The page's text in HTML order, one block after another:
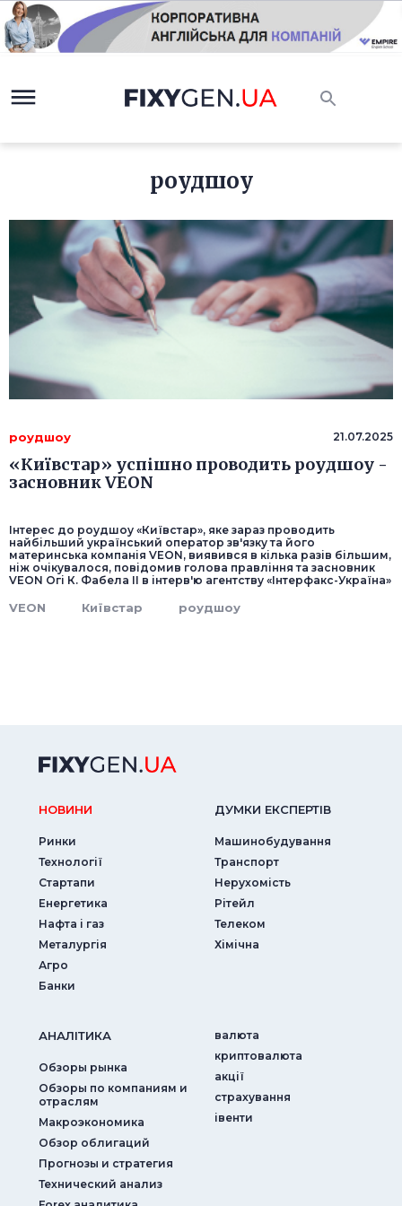
роудшоу
роудшоу 21.07.2025
«Київстар» успішно проводить роудшоу -
засновник VEON
Інтерес до роудшоу «Київстар», яке зараз проводить
найбільший український оператор зв'язку та його
материнська компанія VEON, виявився в кілька разів більшим,
ніж очікувалося, повідомив голова правління та засновник
VEON Огі К. Фабела ІІ в інтерв'ю агентству «Інтерфакс-Україна»
VEON Київстар роудшоу
НОВИНИ
Ринки
Технології
Стартапи
Енергетика
Нафта і газ
Металургія
Агро
Банки
ДУМКИ ЕКСПЕРТIВ
Машинобудування
Транспорт
Нерухомість
Рітейл
Телеком
Хімічна
АНАЛIТИКА
Обзоры рынка
Обзоры по компаниям и
отраслям
Макроэкономика
Обзор облигаций
Прогнозы и стратегия
Технический анализ
валюта
криптовалюта
акції
страхування
iвенти